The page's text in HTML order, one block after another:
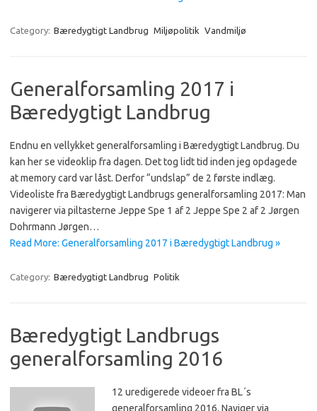
Category: Bæredygtigt Landbrug Miljøpolitik Vandmiljø
Generalforsamling 2017 i
Bæredygtigt Landbrug
Endnu en vellykket generalforsamling i Bæredygtigt Landbrug. Du
kan her se videoklip fra dagen. Det tog lidt tid inden jeg opdagede
at memory card var låst. Derfor “undslap” de 2 første indlæg.
Videoliste fra Bæredygtigt Landbrugs generalforsamling 2017: Man
navigerer via piltasterne Jeppe Spe 1 af 2 Jeppe Spe 2 af 2 Jørgen
Dohrmann Jørgen…
Read More: Generalforsamling 2017 i Bæredygtigt Landbrug »
Category: Bæredygtigt Landbrug Politik
Bæredygtigt Landbrugs
generalforsamling 2016
12 uredigerede videoer fra BL´s
generalforsamling 2016. Naviger via